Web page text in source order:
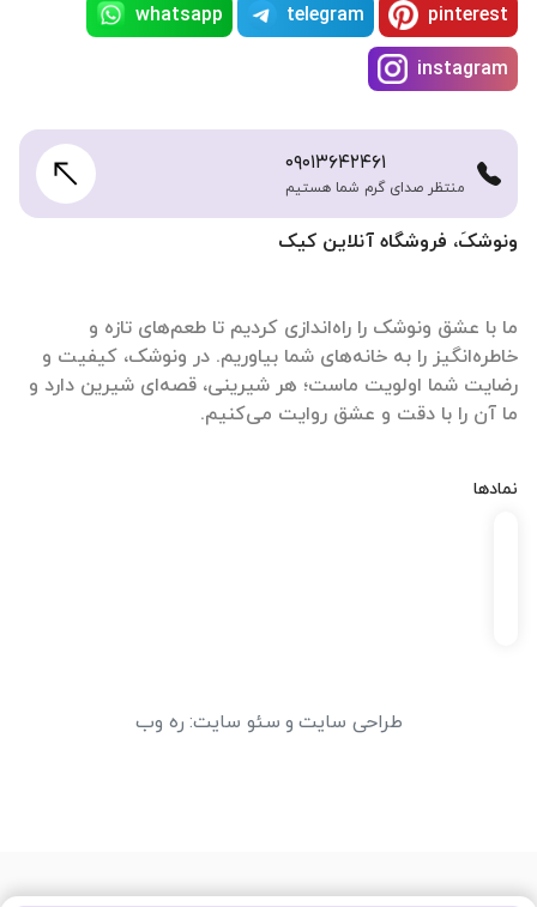
ونوشکَ، فروشگاه آنلاین کیک
ما با عشق ونوشک را راه‌اندازی کردیم تا طعم‌های تازه و
خاطره‌انگیز را به خانه‌های شما بیاوریم. در ونوشک، کیفیت و
رضایت شما اولویت ماست؛ هر شیرینی، قصه‌ای شیرین دارد و
ما آن را با دقت و عشق روایت می‌کنیم.
نمادها
pinterest
telegram
whatsapp
instagram
۰۹۰۱۳۶۴۲۴۶۱
منتظر صدای گرم شما هستیم
طراحی سایت و سئو سایت: ره وب